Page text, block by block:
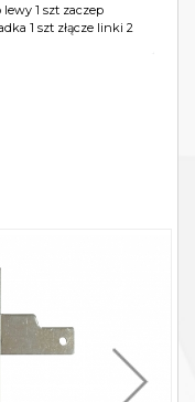
1 szt zaczep
1 szt złącze linki 2